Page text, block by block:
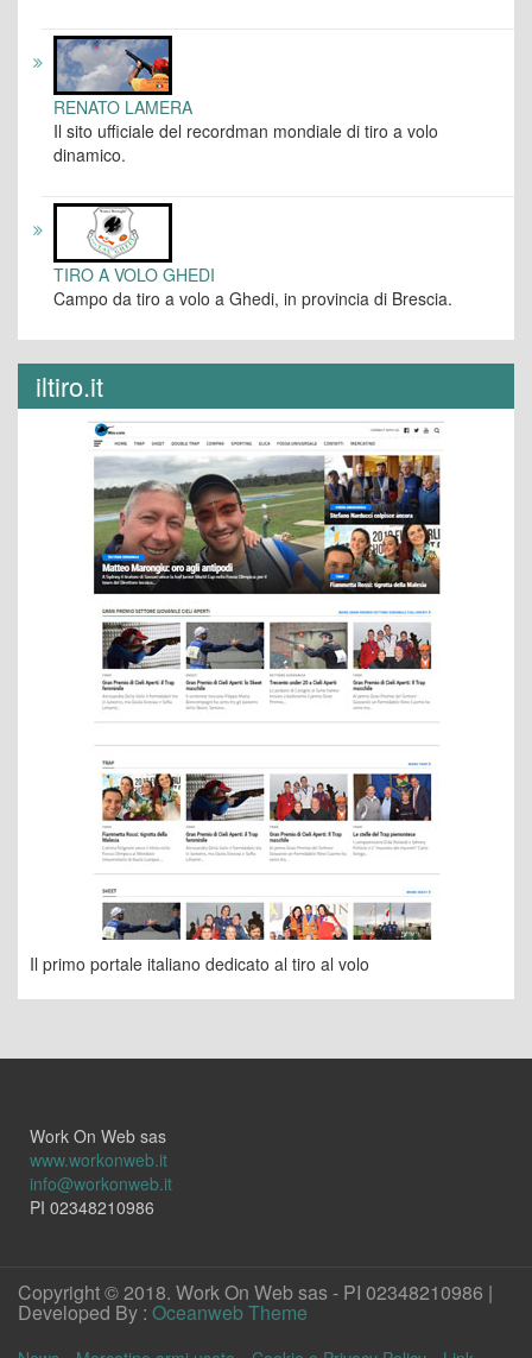
RENATO LAMERA
Il sito ufficiale del recordman mondiale di tiro a volo
dinamico.
TIRO A VOLO GHEDI
Campo da tiro a volo a Ghedi, in provincia di Brescia.
iltiro.it
Il primo portale italiano dedicato al tiro al volo
Work On Web sas
www.workonweb.it
info@workonweb.it
PI 02348210986
Copyright © 2018. Work On Web sas - PI 02348210986 |
Developed By : Oceanweb Theme